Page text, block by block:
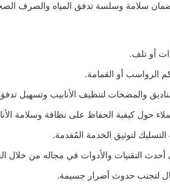
سلامة وسلسة تدفق المياه والصرف الصحي
أو تلف.
الرواسب أو القمامة.
والمضخات لتنظيف الأنابيب وتسهيل تدفق
حول كيفية الحفاظ على نظافة وسلامة
لتوثيق الخدمة المُقدمة.
أحدث التقنيات والأدوات في مجاله من
لتجنب حدوث أضرار جسيمة.